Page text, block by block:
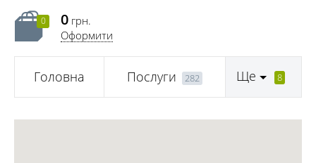
0 0 грн.
Оформити
Головна Послуги 282 Ще 8